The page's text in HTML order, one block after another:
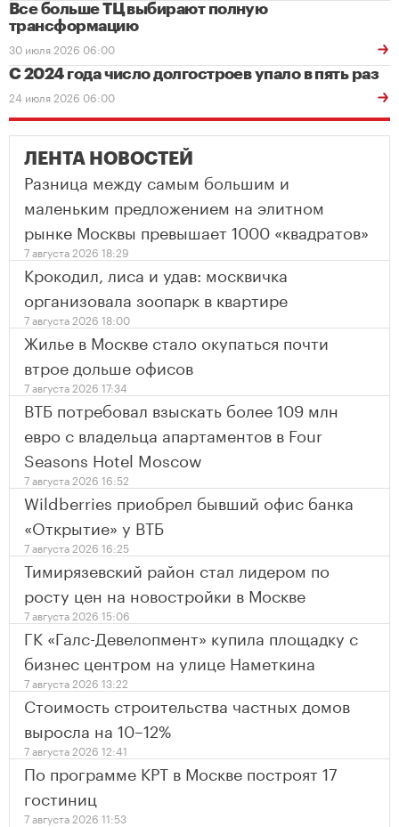
Все больше ТЦ выбирают полную
трансформацию
30 июля 2026 06:00
С 2024 года число долгостроев упало в пять раз
24 июля 2026 06:00
ЛЕНТА НОВОСТЕЙ
Разница между самым большим и
маленьким предложением на элитном
рынке Москвы превышает 1000 «квадратов»
7 августа 2026 18:29
Крокодил, лиса и удав: москвичка
организовала зоопарк в квартире
7 августа 2026 18:00
Жилье в Москве стало окупаться почти
втрое дольше офисов
7 августа 2026 17:34
ВТБ потребовал взыскать более 109 млн
евро с владельца апартаментов в Four
Seasons Hotel Moscow
7 августа 2026 16:52
Wildberries приобрел бывший офис банка
«Открытие» у ВТБ
7 августа 2026 16:25
Тимирязевский район стал лидером по
росту цен на новостройки в Москве
7 августа 2026 15:06
ГК «Галс-Девелопмент» купила площадку с
бизнес центром на улице Наметкина
7 августа 2026 13:22
Стоимость строительства частных домов
выросла на 10–12%
7 августа 2026 12:41
По программе КРТ в Москве построят 17
гостиниц
7 августа 2026 11:53